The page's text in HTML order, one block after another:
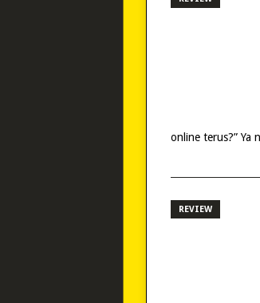
online terus?” Ya
REVIEW